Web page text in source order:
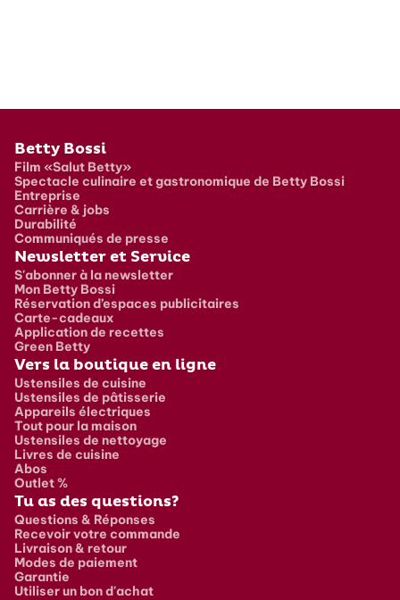
Pied de page
Betty Bossi
Film «Salut Betty»
Spectacle culinaire et gastronomique de Betty Bossi
Entreprise
Carrière & jobs
Durabilité
Communiqués de presse
Newsletter et Service
S'abonner à la newsletter
Mon Betty Bossi
Réservation d’espaces publicitaires
Carte-cadeaux
Application de recettes
Green Betty
Vers la boutique en ligne
Ustensiles de cuisine
Ustensiles de pâtisserie
Appareils électriques
Tout pour la maison
Ustensiles de nettoyage
Livres de cuisine
Abos
Outlet %
Tu as des questions?
Questions & Réponses
Recevoir votre commande
Livraison & retour
Modes de paiement
Garantie
Utiliser un bon d'achat